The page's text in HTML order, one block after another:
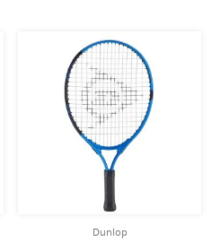
Dunlop